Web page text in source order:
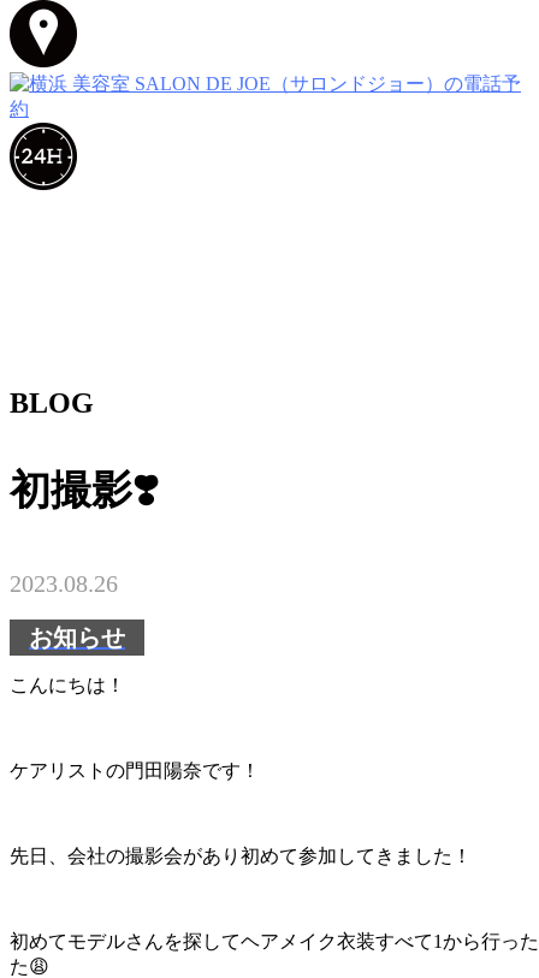
BLOG
初撮影❣️
2023.08.26
お知らせ
こんにちは！
ケアリストの門田陽奈です！
先日、会社の撮影会があり初めて参加してきました！
初めてモデルさんを探してヘアメイク衣装すべて1から行っ
た😩